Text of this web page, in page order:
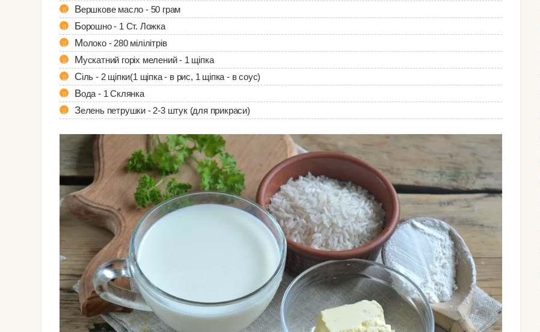
Вершкове масло - 50 грам
Борошно - 1 Ст. Ложка
Молоко - 280 мілілітрів
Мускатний горіх мелений - 1 щіпка
Сіль - 2 щіпки(1 щіпка - в рис, 1 щіпка - в соус)
Вода - 1 Склянка
Зелень петрушки - 2-3 штук (для прикраси)